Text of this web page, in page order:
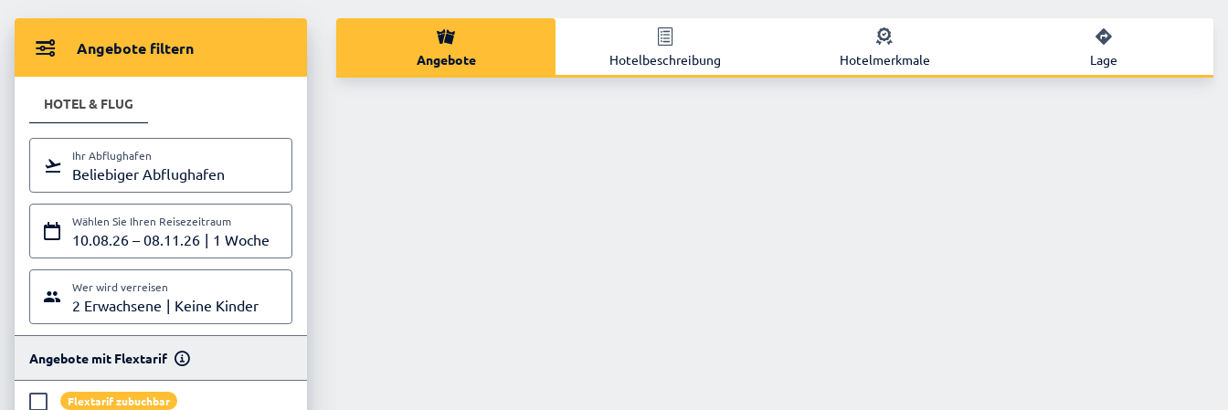
Angebote filtern
HOTEL & FLUG
Ihr Abflughafen
Beliebiger Abflughafen
Wählen Sie Ihren Reisezeitraum
10.08.26 – 08.11.26 1 Woche
Wer wird verreisen
2 Erwachsene Keine Kinder
Angebote mit Flextarif
Flextarif zubuchbar
Angebote Hotelbeschreibung Hotelmerkmale Lage